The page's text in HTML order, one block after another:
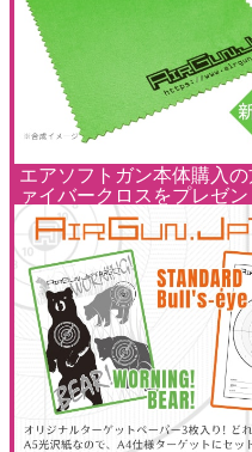
エアソフトガン本体購入
ァイバークロスをプレゼン